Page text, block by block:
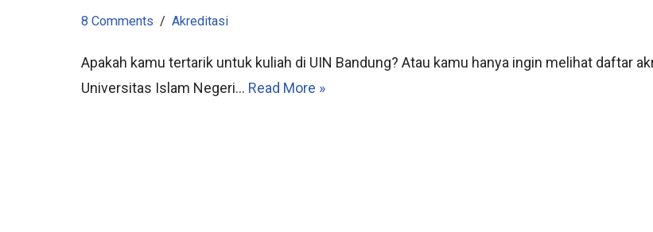
8 Comments Akreditasi
Apakah kamu tertarik untuk kuliah di UIN Bandung? Atau kamu hanya ingin melihat daftar
Universitas Islam Negeri… Read More »